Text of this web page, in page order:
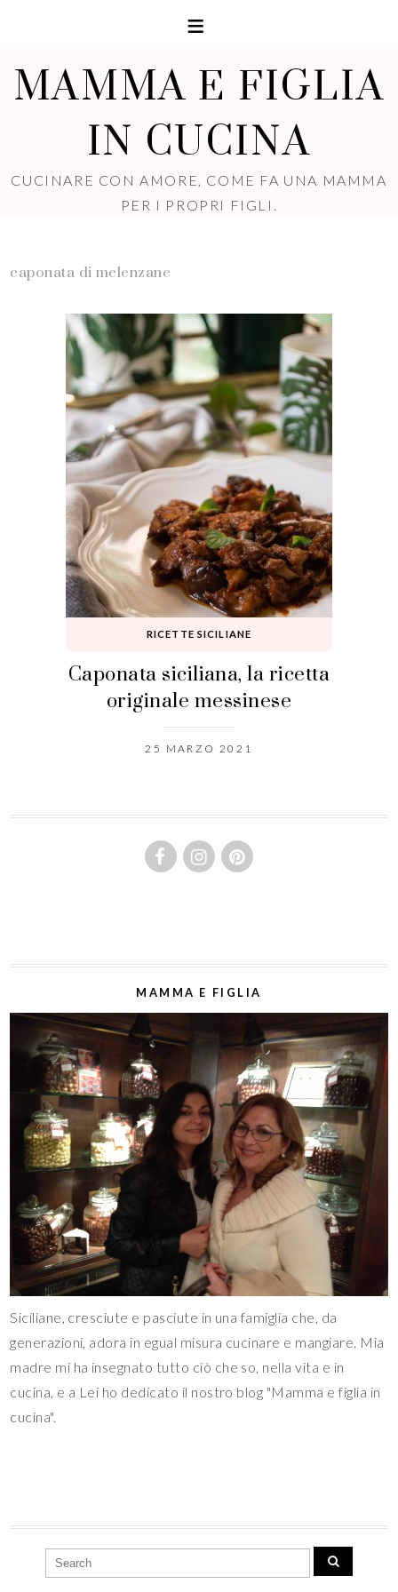
MAMMA E FIGLIA
IN CUCINA
CUCINARE CON AMORE, COME FA UNA MAMMA
PER I PROPRI FIGLI.
caponata di melenzane
RICETTE SICILIANE
Caponata siciliana, la ricetta
originale messinese
25 MARZO 2021
MAMMA E FIGLIA
Siciliane, cresciute e pasciute in una famiglia che, da
generazioni, adora in egual misura cucinare e mangiare. Mia
madre mi ha insegnato tutto ciò che so, nella vita e in
cucina, e a Lei ho dedicato il nostro blog "Mamma e figlia in
cucina".